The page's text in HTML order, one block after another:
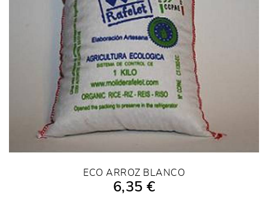
AÑADIR A LA COMPRA
ECO ARROZ BLANCO
6,35 €